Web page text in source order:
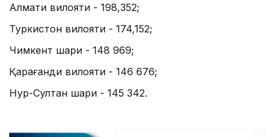
Алмати вилояти - 198,352;
Туркистон вилояти - 174,152;
Чимкент шаҳри - 148 969;
Қарағанди вилояти - 146 676;
Нур-Султан шаҳри - 145 342.